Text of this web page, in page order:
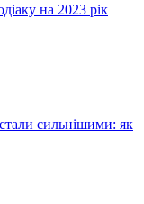
на 2023 рік
сильнішими: як